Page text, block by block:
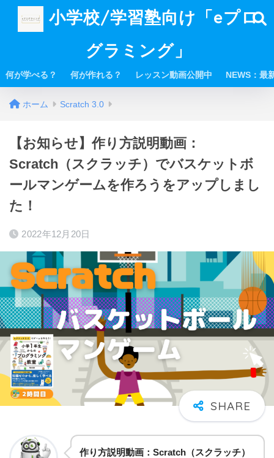
小学校/学習塾向け「eプロ
グラミング」
何が学べる？ 何が作れる？ レッスン動画公開中 NEWS：最
ホーム Scratch 3.0
【お知らせ】作り方説明動画：
Scratch（スクラッチ）でバスケットボ
ールマンゲームを作ろうをアップしまし
た！
2022年12月20日
作り方説明動画：Scratch（スクラッチ）